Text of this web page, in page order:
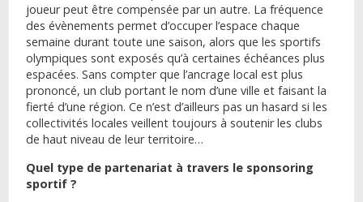
joueur peut être compensée par un autre. La fréquence
des évènements permet d’occuper l’espace chaque
semaine durant toute une saison, alors que les sportifs
olympiques sont exposés qu’à certaines échéances plus
espacées. Sans compter que l’ancrage local est plus
prononcé, un club portant le nom d’une ville et faisant la
fierté d’une région. Ce n’est d’ailleurs pas un hasard si les
collectivités locales veillent toujours à soutenir les clubs
de haut niveau de leur territoire…
Quel type de partenariat à travers le sponsoring
sportif ?